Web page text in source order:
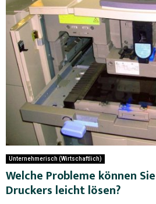
Unternehmerisch (Wirtschaftlich)
Welche Probleme können
Druckers leicht lösen?